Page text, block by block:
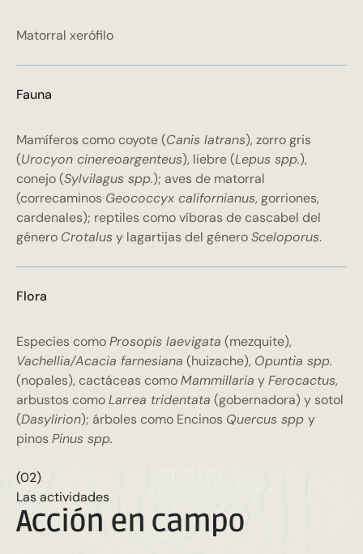
Matorral xerófilo
Fauna
Mamíferos como coyote (Canis latrans), zorro gris
(Urocyon cinereoargenteus), liebre (Lepus spp.),
conejo (Sylvilagus spp.); aves de matorral
(correcaminos Geococcyx californianus, gorriones,
cardenales); reptiles como víboras de cascabel del
género Crotalusy lagartijas del géneroSceloporus.
Flora
Especies comoProsopis laevigata (mezquite),
Vachellia/Acacia farnesiana (huizache), Opuntia spp.
(nopales), cactáceas comoMammillaria yFerocactus,
arbustos comoLarrea tridentata (gobernadora) y sotol
(Dasylirion); árboles como Encinos Quercus spp y
pinosPinus spp.
(02)
Las actividades
Acción en campo